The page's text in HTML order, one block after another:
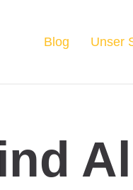
Blog Unser